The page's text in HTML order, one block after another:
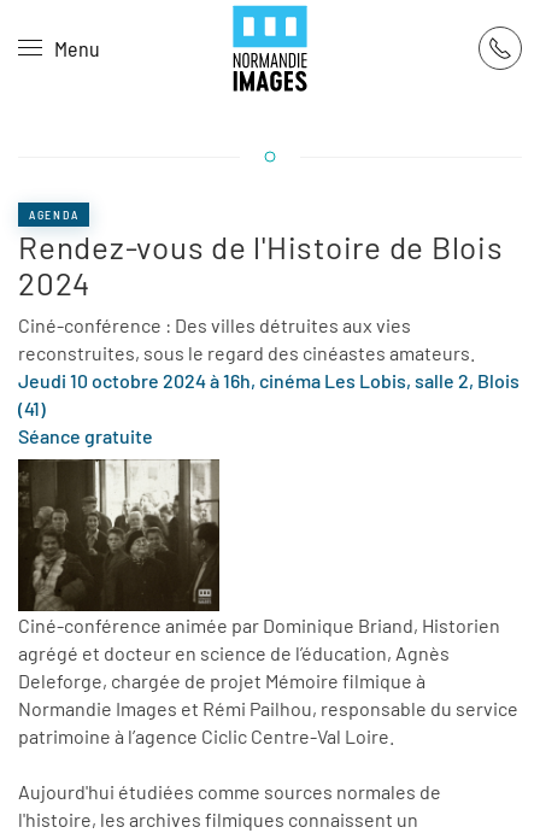
Skip to main content
Menu
AGENDA
Rendez-vous de l'Histoire de Blois
2024
Ciné-conférence : Des villes détruites aux vies
reconstruites, sous le regard des cinéastes amateurs.
Jeudi 10 octobre 2024 à 16h, cinéma Les Lobis, salle 2, Blois
(41)
Séance gratuite
Ciné-conférence animée par Dominique Briand, Historien
agrégé et docteur en science de l’éducation, Agnès
Deleforge, chargée de projet Mémoire filmique à
Normandie Images et Rémi Pailhou, responsable du service
patrimoine à l’agence Ciclic Centre-Val Loire.
Aujourd'hui étudiées comme sources normales de
l'histoire, les archives filmiques connaissent un
Panneau de gestion des cookies